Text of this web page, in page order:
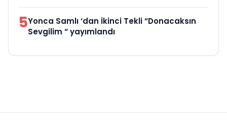
5Yonca Samlı ‘dan İkinci Tekli “Donacaksın
Sevgilim “ yayımlandı